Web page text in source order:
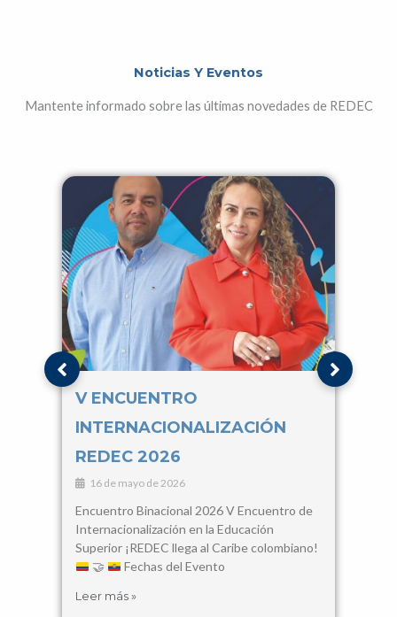
Noticias Y Eventos
Mantente informado sobre las últimas novedades de REDEC
V ENCUENTRO
INTERNACIONALIZACIÓN
REDEC 2026
16 de mayo de 2026
Encuentro Binacional 2026 V Encuentro de
Internacionalización en la Educación
Superior ¡REDEC llega al Caribe colombiano!
🤝
Fechas del Evento
Leer más »